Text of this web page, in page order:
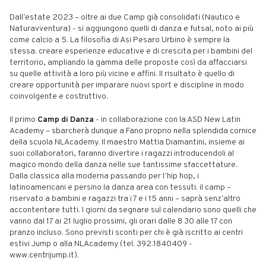
Dall’estate 2023 – oltre ai due Camp già consolidati (Nautico e
Naturavventura) - si aggiungono quelli di danza e futsal, noto ai più
come calcio a 5. La filosofia di Asi Pesaro Urbino è sempre la
stessa: creare esperienze educative e di crescita per i bambini del
territorio, ampliando la gamma delle proposte così da affacciarsi
su quelle attività a loro più vicine e affini. Il risultato è quello di
creare opportunità per imparare nuovi sport e discipline in modo
coinvolgente e costruttivo.
Il primo Camp di Danza - in collaborazione con la ASD New Latin
Academy – sbarcherà dunque a Fano proprio nella splendida cornice
della scuola NLAcademy. Il maestro Mattia Diamantini, insieme ai
suoi collaboratori, faranno divertire i ragazzi introducendoli al
magico mondo della danza nelle sue tantissime sfaccettature.
Dalla classica alla moderna passando per l’hip hop, i
latinoamericani e persino la danza area con tessuti: il camp –
riservato a bambini e ragazzi tra i 7 e i 15 anni – saprà senz’altro
accontentare tutti. I giorni da segnare sul calendario sono quelli che
vanno dal 17 ai 21 luglio prossimi, gli orari dalle 8 30 alle 17 con
pranzo incluso. Sono previsti sconti per chi è già iscritto ai centri
estivi Jump o alla NLAcademy (tel. 392.1840409 -
www.centrijump.it).